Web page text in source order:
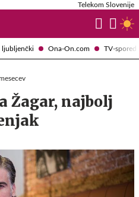
ljubljenčki Ona-On.com TV-spored
Telekom Slovenije
Žagar, najbolj